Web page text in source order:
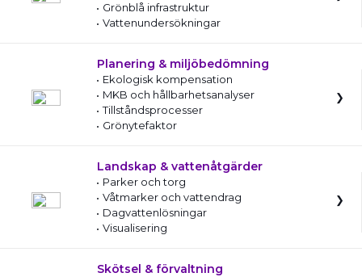
Grönblå infrastruktur
Vattenundersökningar
Planering & miljöbedömning
Ekologisk kompensation
MKB och hållbarhetsanalyser
Tillståndsprocesser
Grönytefaktor
Landskap & vattenåtgärder
Parker och torg
Våtmarker och vattendrag
Dagvattenlösningar
Visualisering
Skötsel & förvaltning